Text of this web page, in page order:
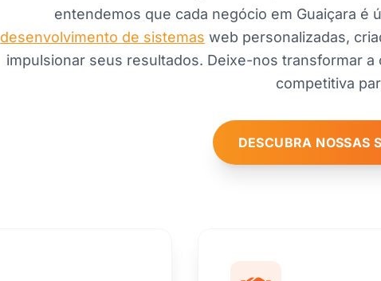
entendemos que cada negócio em Guaiçara é
desenvolvimento de sistemas web personalizadas,
impulsionar seus resultados. Deixe-nos transformar
competitiva
DESCUBRA NOSSAS